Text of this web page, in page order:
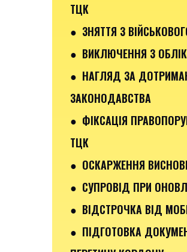
ТЦК
● ЗНЯТТЯ З
● ВИКЛЮЧЕННЯ З
● НАГЛЯД ЗА
ЗАКОНОДАВСТВА
● ФІКСАЦІЯ
ТЦК
● ОСКАРЖЕННЯ
● СУПРОВІД ПРИ
● ВІДСТРОЧКА ВІД
● ПІДГОТОВКА